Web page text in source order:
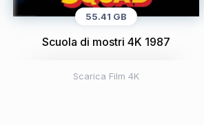
55.41 GB
Scuola di mostri 4K 1987
Scarica Film 4K